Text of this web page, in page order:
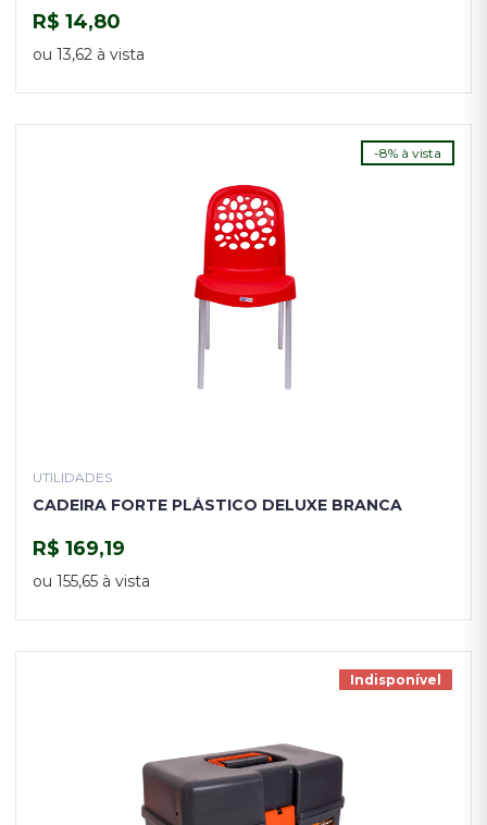
R$ 14,80
ou 13,62 à vista
-8% à vista
UTILIDADES
CADEIRA FORTE PLÁSTICO DELUXE BRANCA
R$ 169,19
ou 155,65 à vista
Indisponível